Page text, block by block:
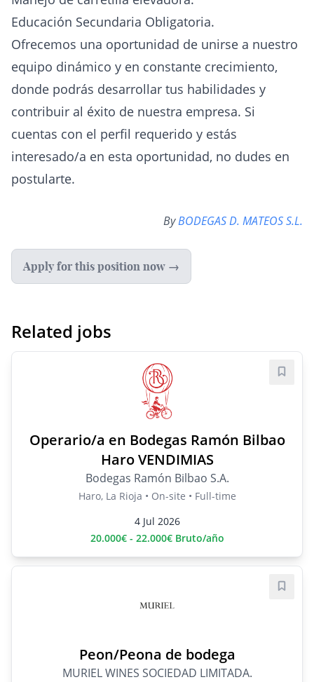
Educación Secundaria Obligatoria.
Ofrecemos una oportunidad de unirse a nuestro
equipo dinámico y en constante crecimiento,
donde podrás desarrollar tus habilidades y
contribuir al éxito de nuestra empresa. Si
cuentas con el perfil requerido y estás
interesado/a en esta oportunidad, no dudes en
postularte.
ByBODEGAS D. MATEOS S.L.
Apply for this position now →
Related jobs
Operario/a en Bodegas Ramón Bilbao
Haro VENDIMIAS
Bodegas Ramón Bilbao S.A.
Haro, La Rioja • On-site • Full-time
4 Jul 2026
20.000€ - 22.000€ Bruto/año
Save
Peon/Peona de bodega
MURIEL WINES SOCIEDAD LIMITADA.
Save